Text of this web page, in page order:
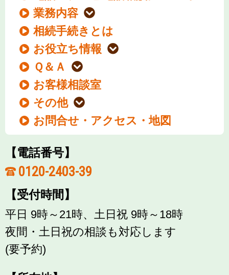
業務内容
相続手続きとは
お役立ち情報
Ｑ＆Ａ
お客様相談室
その他
お問合せ・アクセス・地図
【電話番号】
0120-2403-39
【受付時間】
平日 9時～21時、土日祝 9時～18時
夜間・土日祝の相談も対応します
(要予約)